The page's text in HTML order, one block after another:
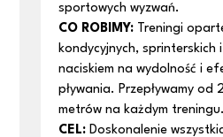
sportowych wyzwań.
CO ROBIMY: Treningi
kondycyjnych, sprinterskich
naciskiem na wydolność i
pływania. Przepływamy od
metrów na każdym treningu.
CEL: Doskonalenie